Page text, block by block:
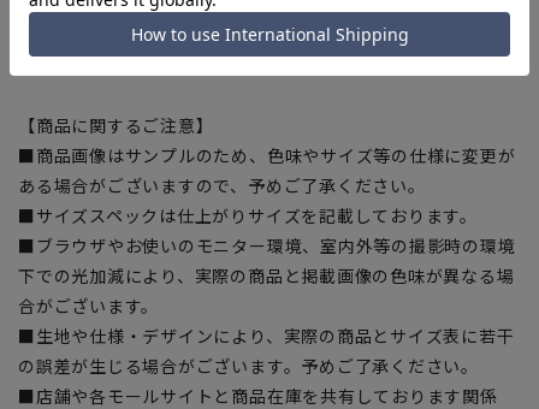
SUSOTAPE010
※こちらの商品は在庫切れの場合がございます。
【商品に関するご注意】
■商品画像はサンプルのため、色味やサイズ等の仕様に変更が
ある場合がございますので、予めご了承ください。
■サイズスペックは仕上がりサイズを記載しております。
■ブラウザやお使いのモニター環境、室内外等の撮影時の環境
下での光加減により、実際の商品と掲載画像の色味が異なる場
合がございます。
■生地や仕様・デザインにより、実際の商品とサイズ表に若干
の誤差が生じる場合がございます。予めご了承ください。
■店舗や各モールサイトと商品在庫を共有しております関係